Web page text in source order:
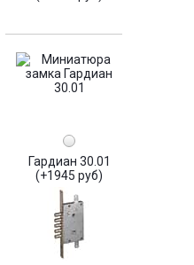
Гардиан 30.01
(+1945 руб)